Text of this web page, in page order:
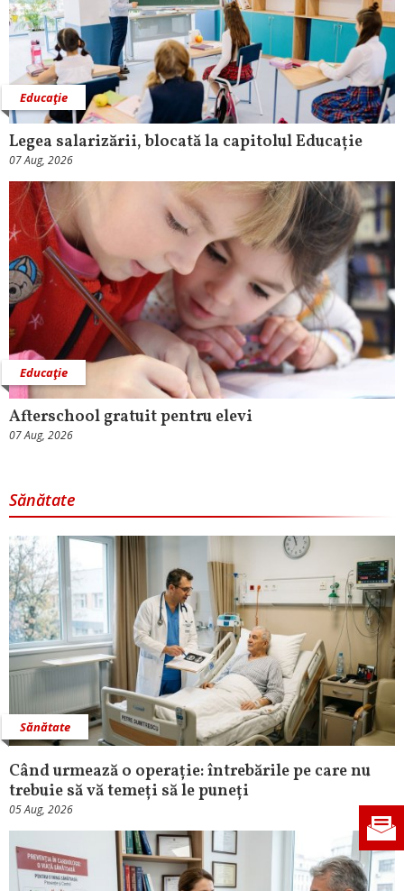
Educaţie
Legea salarizării, blocată la capitolul Educație
07 Aug, 2026
Educaţie
Afterschool gratuit pentru elevi
07 Aug, 2026
Sănătate
Sănătate
Când urmează o operație: întrebările pe care nu
trebuie să vă temeți să le puneți
05 Aug, 2026